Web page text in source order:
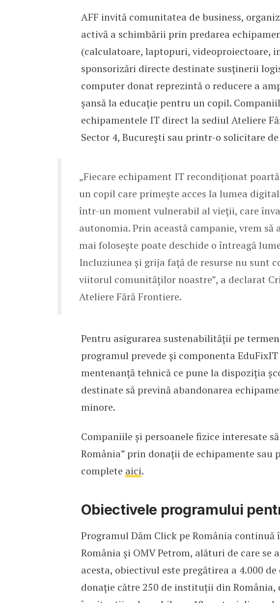
AFF invită comunitatea de business,
activă a schimbării prin predarea
(calculatoare, laptopuri, videoproiectoare,
sponsorizări directe destinate susținerii
computer donat reprezintă o reducere a
șansă la educație pentru un copil.
echipamentele IT direct la sediul Ateliere
Sector 4, București sau printr-o solicitare
„Fiecare echipament IT recondiționat
un copil care primește acces la lumea
într-un moment vulnerabil al vieții, care
autonomia. Prin această campanie, vrem să
mai folosește poate deschide o întreagă
Incluziunea și grija față de resurse nu sunt
viitorul comunităților noastre”, a declarat
Ateliere Fără Frontiere.
Pentru asigurarea sustenabilității pe
programul prevede și componenta
mentenanță tehnică ce pune la dispoziția
destinate să prevină abandonarea
minore.
Companiile și persoanele fizice interesate
România” prin donații de echipamente
complete aici.
Obiectivele programului
Programul Dăm Click pe România
România și OMV Petrom, alături de care se
acesta, obiectivul este pregătirea a 4.000
donație către 250 de instituții din România,